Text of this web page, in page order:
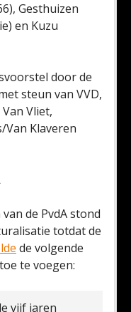
Gesthuizen
en Kuzu
door de
steun van VVD,
Van Vliet,
Van Klaveren
de PvdA stond
totdat de
de volgende
te voegen:
vijf jaren